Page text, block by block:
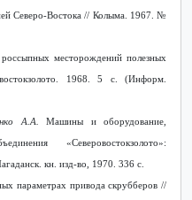
Северо-Востока // Колыма. 1967. №
месторождений полезных
1968. 5 с. (Информ.
А.А. Машины и оборудование,
«Северовостокзолото»:
кн. изд-во, 1970. 336 с.
параметрах привода скрубберов //